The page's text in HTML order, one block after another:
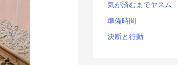
気が済むまでヤスム
準備時間
決断と行動